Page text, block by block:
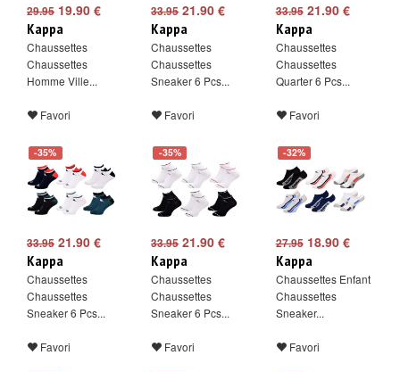
29.95 19.90 €
Kappa
Chaussettes
Chaussettes
Homme Ville...
Favori
33.9521.90 €
Kappa
Chaussettes
Chaussettes
Sneaker 6 Pcs...
Favori
33.9521.90 €
Kappa
Chaussettes
Chaussettes
Quarter 6 Pcs...
Favori
-35%
33.95 21.90 €
Kappa
Chaussettes
Chaussettes
Sneaker 6 Pcs...
Favori
-35%
33.9521.90 €
Kappa
Chaussettes
Chaussettes
Sneaker 6 Pcs...
Favori
-32%
27.9518.90 €
Kappa
Chaussettes Enfant
Chaussettes
Sneaker...
Favori